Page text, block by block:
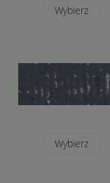
Wybierz
Wybierz